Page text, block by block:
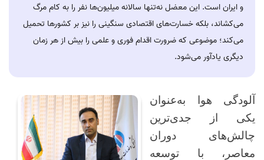
و ایران است. این معضل نه‌تنها سالانه میلیون‌ها نفر را به کام مرگ
می‌کشاند، بلکه خسارت‌های اقتصادی سنگینی را نیز بر کشورها تحمیل
می‌کند؛ موضوعی که ضرورت اقدام فوری و علمی را بیش از هر زمان
دیگری یادآور می‌شود.
آلودگی هوا به‌عنوان
یکی از جدی‌ترین
چالش‌های دوران
معاصر، با توسعه